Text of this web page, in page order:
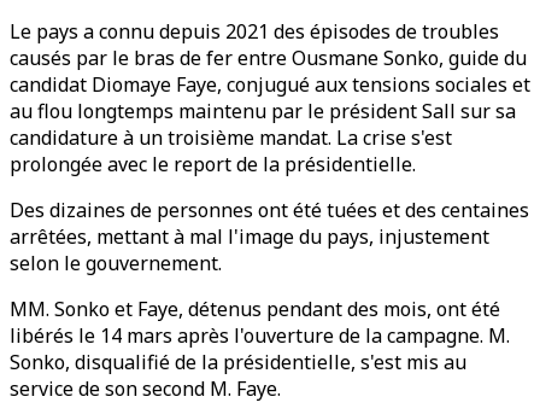
Le pays a connu depuis 2021 des épisodes de troubles
causés par le bras de fer entre Ousmane Sonko, guide du
candidat Diomaye Faye, conjugué aux tensions sociales et
au flou longtemps maintenu par le président Sall sur sa
candidature à un troisième mandat. La crise s'est
prolongée avec le report de la présidentielle.
Des dizaines de personnes ont été tuées et des centaines
arrêtées, mettant à mal l'image du pays, injustement
selon le gouvernement.
MM. Sonko et Faye, détenus pendant des mois, ont été
libérés le 14 mars après l'ouverture de la campagne. M.
Sonko, disqualifié de la présidentielle, s'est mis au
service de son second M. Faye.